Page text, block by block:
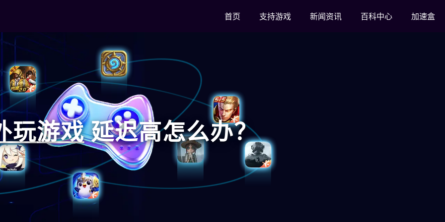
首页 支持游戏 新闻资讯 百科中心 加速盒
玩游戏 延迟高怎么办？